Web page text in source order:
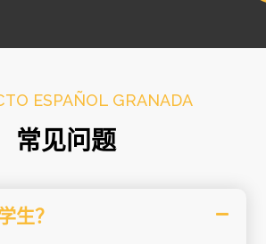
ESPAÑOL GRANADA
常见问题
生？